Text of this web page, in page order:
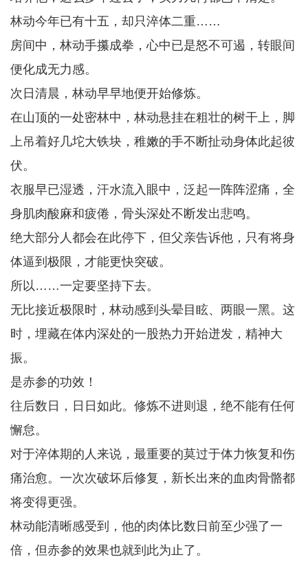
林动今年已有十五，却只淬体二重……
房间中，林动手攥成拳，心中已是怒不可遏，转眼间
便化成无力感。
次日清晨，林动早早地便开始修炼。
在山顶的一处密林中，林动悬挂在粗壮的树干上，脚
上吊着好几坨大铁块，稚嫩的手不断扯动身体此起彼
伏。
衣服早已湿透，汗水流入眼中，泛起一阵阵涩痛，全
身肌肉酸麻和疲倦，骨头深处不断发出悲鸣。
绝大部分人都会在此停下，但父亲告诉他，只有将身
体逼到极限，才能更快突破。
所以……一定要坚持下去。
无比接近极限时，林动感到头晕目眩、两眼一黑。这
时，埋藏在体内深处的一股热力开始迸发，精神大
振。
是赤参的功效！
往后数日，日日如此。修炼不进则退，绝不能有任何
懈怠。
对于淬体期的人来说，最重要的莫过于体力恢复和伤
痛治愈。一次次破坏后修复，新长出来的血肉骨骼都
将变得更强。
林动能清晰感受到，他的肉体比数日前至少强了一
倍，但赤参的效果也就到此为止了。